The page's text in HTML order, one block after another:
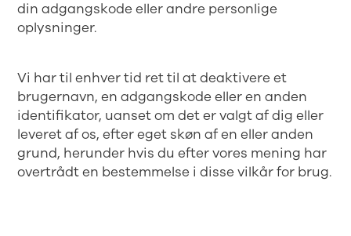
din adgangskode eller andre personlige
oplysninger.
Vi har til enhver tid ret til at deaktivere et
brugernavn, en adgangskode eller en anden
identifikator, uanset om det er valgt af dig eller
leveret af os, efter eget skøn af en eller anden
grund, herunder hvis du efter vores mening har
overtrådt en bestemmelse i disse vilkår for brug.